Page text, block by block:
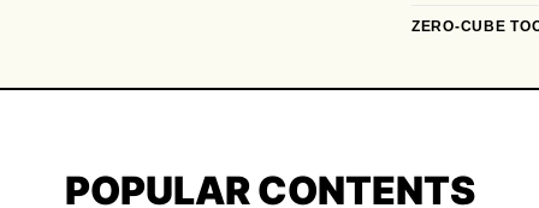
ZERO-CUBE
POPULAR CONTENTS